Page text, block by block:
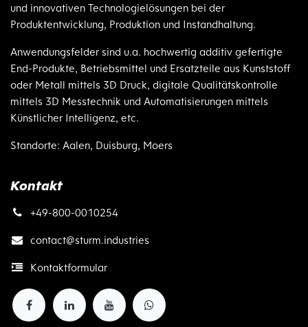
und innovativen Technologielösungen bei der
Produktentwicklung, Produktion und Instandhaltung.
Anwendungsfelder sind u.a. hochwertig additiv gefertigte
End-Produkte, Betriebsmittel und Ersatzteile aus Kunststoff
oder Metall mittels 3D Druck, digitale Qualitätskontrolle
mittels 3D Messtechnik und Automatisierungen mittels
Künstlicher Intelligenz, etc.
Standorte: Aalen, Duisburg, Moers
Kontakt
+49-800-0010254
contact@sturm.industries
Kontaktformular